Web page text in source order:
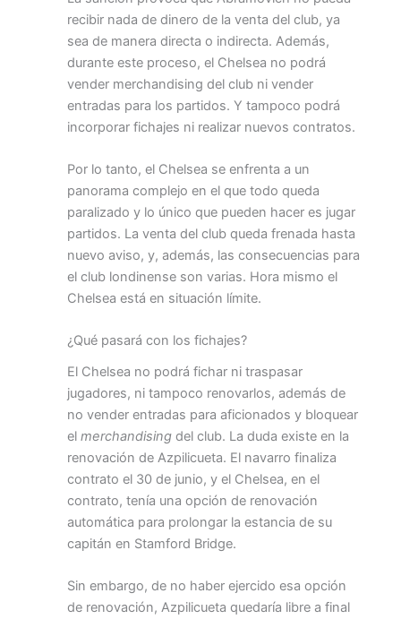
recibir nada de dinero de la venta del club, ya
sea de manera directa o indirecta. Además,
durante este proceso, el Chelsea no podrá
vender merchandising del club ni vender
entradas para los partidos. Y tampoco podrá
incorporar fichajes ni realizar nuevos contratos.
Por lo tanto, el Chelsea se enfrenta a un
panorama complejo en el que todo queda
paralizado y lo único que pueden hacer es jugar
partidos. La venta del club queda frenada hasta
nuevo aviso, y, además, las consecuencias para
el club londinense son varias. Hora mismo el
Chelsea está en situación límite.
¿Qué pasará con los fichajes?
El Chelsea no podrá fichar ni traspasar
jugadores, ni tampoco renovarlos, además de
no vender entradas para aficionados y bloquear
el merchandising del club. La duda existe en la
renovación de Azpilicueta. El navarro finaliza
contrato el 30 de junio, y el Chelsea, en el
contrato, tenía una opción de renovación
automática para prolongar la estancia de su
capitán en Stamford Bridge.
Sin embargo, de no haber ejercido esa opción
de renovación, Azpilicueta quedaría libre a final